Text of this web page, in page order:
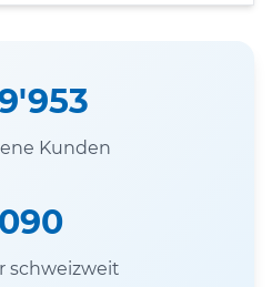
Kunden
schweizweit